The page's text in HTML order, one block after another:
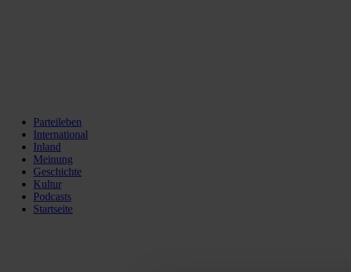
Parteileben
International
Inland
Meinung
Geschichte
Kultur
Podcasts
Startseite